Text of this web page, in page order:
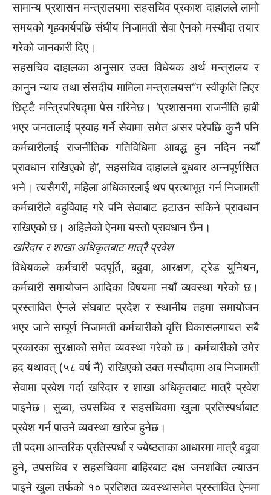
सामान्य प्रशासन मन्त्रालयमा सहसचिव प्रकाश दाहालले लामो
समयको गृहकार्यपछि संघीय निजामती सेवा ऐनको मस्यौदा तयार
गरेको जानकारी दिए।
सहसचिव दाहालका अनुसार उक्त विधेयक अर्थ मन्त्रालय र
कानुन न्याय तथा संसदीय मामिला मन्त्रालयस“ग स्वीकृति लिएर
छिट्टै मन्त्रिपरिषद्मा पेस गरिनेछ। ‘प्रशासनमा राजनीति हाबी
भएर जनतालाई प्रवाह गर्ने सेवामा समेत असर परेपछि कुनै पनि
कर्मचारीलाई राजनीतिक गतिविधिमा आबद्ध हुन नदिन नयाँ
प्रावधान राखिएको हो’, सहसचिव दाहालले बुधबार अन्नपूर्णसित
भने। त्यसैगरी, महिला अधिकारलाई थप प्रत्याभूत गर्न निजामती
कर्मचारीले बहुविवाह गरे पनि सेवाबाट हटाउन सकिने प्रावधान
राखिएको छ। अहिलेको ऐनमा यस्तो प्रावधान छैन।
खरिदार र शाखा अधिकृतबाट मात्रै प्रवेश
विधेयकले कर्मचारी पदपूर्ति, बढुवा, आरक्षण, ट्रेड युनियन,
कर्मचारी समायोजन आदिका विषयमा नयाँ व्यवस्था गरेको छ।
प्रस्तावित ऐनले संघबाट प्रदेश र स्थानीय तहमा समायोजन
भएर जाने सम्पूर्ण निजामती कर्मचारीको वृत्ति विकासलगायत सबै
प्रकारका सुरक्षाको समेत व्यवस्था गरेको छ। कर्मचारीको उमेर
हद यथावत् (५८ वर्ष नै) राखिएको उक्त मस्यौदामा अब निजामती
सेवामा प्रवेश गर्दा खरिदार र शाखा अधिकृतबाट मात्रै प्रवेश
पाइनेछ। सुब्बा, उपसचिव र सहसचिवमा खुला प्रतिस्पर्धाबाट
प्रवेश गर्न पाउने व्यवस्था खारेज हुनेछ।
ती पदमा आन्तरिक प्रतिस्पर्धा र ज्येष्ठताका आधारमा मात्रै बढुवा
हुने, उपसचिव र सहसचिवमा बाहिरबाट दक्ष जनशक्ति ल्याउन
पाइने खुला तर्फको १० प्रतिशत व्यवस्थासमेत प्रस्तावित ऐनमा